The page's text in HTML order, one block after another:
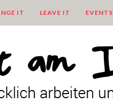
IT LEAVE IT EVENTS